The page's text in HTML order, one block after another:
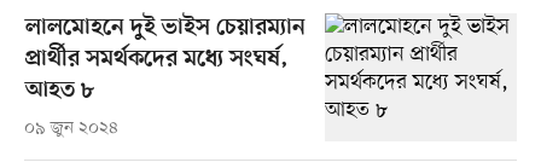
লালমোহনে দুই ভাইস চেয়ারম্যান
প্রার্থীর সমর্থকদের মধ্যে সংঘর্ষ,
আহত ৮
০৯ জুন ২০২৪